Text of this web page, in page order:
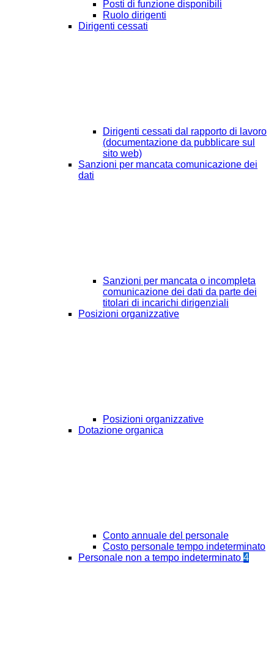
Posti di funzione disponibili
Ruolo dirigenti
Dirigenti cessati
Dirigenti cessati dal rapporto di lavoro
(documentazione da pubblicare sul
sito web)
Sanzioni per mancata comunicazione dei
dati
Sanzioni per mancata o incompleta
comunicazione dei dati da parte dei
titolari di incarichi dirigenziali
Posizioni organizzative
Posizioni organizzative
Dotazione organica
Conto annuale del personale
Costo personale tempo indeterminato
Personale non a tempo indeterminato 4